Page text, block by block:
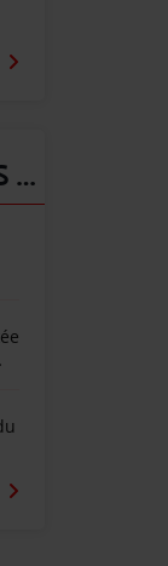
L'ACTU EN DIRECT DANS LES ALPES !